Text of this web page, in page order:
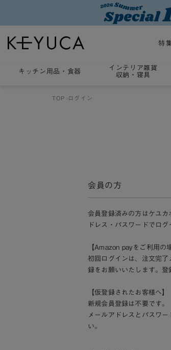
特
キッチン用品 ・ 食器
インテリア雑貨
収納・寝具
TOP ログイン
会員の方
会員登録済みの方はケユ
ドレス・パスワードでログ
【Amazon payをご利用の
初回ログインは、注文完
録をお願いいたします。登
【仮登録されたお客様へ】
新規会員登録は不要です。
メールアドレスとパスワ
い。